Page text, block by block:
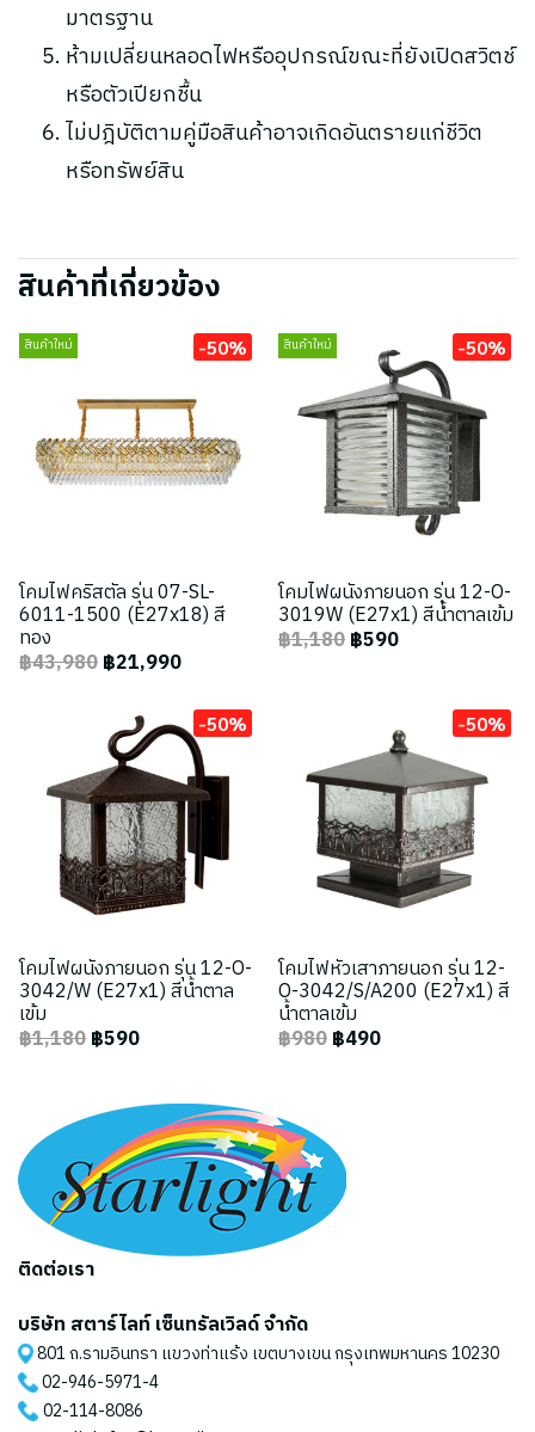
มาตรฐาน
ห้ามเปลี่ยนหลอดไฟหรืออุปกรณ์ขณะที่ยังเปิดสวิตช์
หรือตัวเปียกชื้น
ไม่ปฎิบัติตามคู่มือสินค้าอาจเกิดอันตรายแก่ชีวิต
หรือทรัพย์สิน
สินค้าที่เกี่ยวข้อง
สินค้าใหม่ -50%
โคมไฟคริสตัล รุ่น 07-SL-
6011-1500 (E27x18) สี
ทอง
฿43,980฿21,990
สินค้าใหม่ -50%
โคมไฟผนังภายนอก รุ่น 12-O-
3019W (E27x1) สีน้ำตาลเข้ม
฿1,180฿590
-50%
โคมไฟผนังภายนอก รุ่น 12-O-
3042/W (E27x1) สีน้ำตาล
เข้ม
฿1,180฿590
-50%
โคมไฟหัวเสาภายนอก รุ่น 12-
O-3042/S/A200 (E27x1) สี
น้ำตาลเข้ม
฿980฿490
ติดต่อเรา
บริษัท สตาร์ไลท์ เซ็นทรัลเวิลด์ จำกัด
801 ถ.รามอินทรา แขวงท่าแร้ง เขตบางเขน กรุงเทพมหานคร 10230
02-946-5971-4
02-114-8086